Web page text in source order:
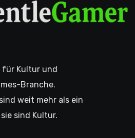
für Kultur und
Branche.
weit mehr als ein
sind Kultur.